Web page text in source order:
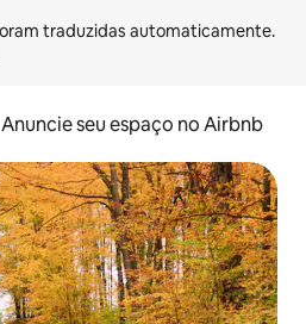
Anuncie seu espaço no Airbnb